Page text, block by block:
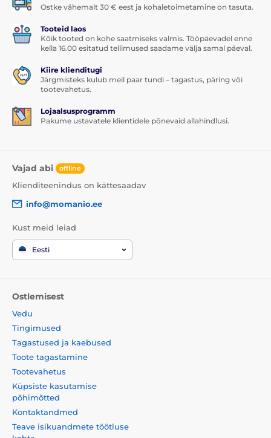
Ostke vähemalt 30 € eest ja kohaletoimetamine on tasuta.
Tooteid laos
Kõik tooted on kohe saatmiseks valmis. Tööpäevadel enne
kella 16.00 esitatud tellimused saadame välja samal päeval.
Kiire klienditugi
Järgmisteks kulub meil paar tundi – tagastus, päring või
tootevahetus.
Lojaalsusprogramm
Pakume ustavatele klientidele põnevaid allahindlusi.
Vajad abi offline
Klienditeenindus on kättesaadav
info@momanio.ee
Kust meid leiad
Eesti
Ostlemisest
Vedu
Tingimused
Tagastused ja kaebused
Toote tagastamine
Tootevahetus
Küpsiste kasutamise
põhimõtted
Kontaktandmed
Teave isikuandmete töötluse